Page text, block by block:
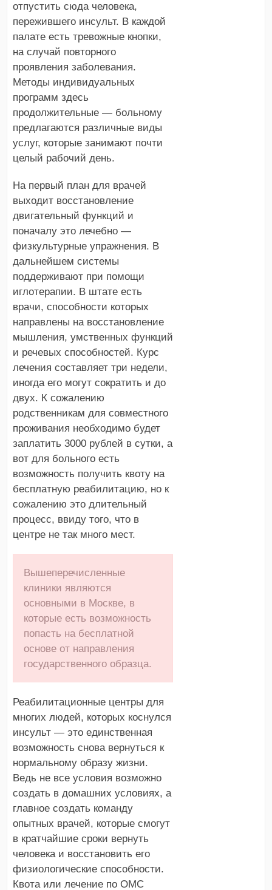
отпустить сюда человека,
пережившего инсульт. В каждой
палате есть тревожные кнопки,
на случай повторного
проявления заболевания.
Методы индивидуальных
программ здесь
продолжительные — больному
предлагаются различные виды
услуг, которые занимают почти
целый рабочий день.
На первый план для врачей
выходит восстановление
двигательный функций и
поначалу это лечебно —
физкультурные упражнения. В
дальнейшем системы
поддерживают при помощи
иглотерапии. В штате есть
врачи, способности которых
направлены на восстановление
мышления, умственных функций
и речевых способностей. Курс
лечения составляет три недели,
иногда его могут сократить и до
двух. К сожалению
родственникам для совместного
проживания необходимо будет
заплатить 3000 рублей в сутки, а
вот для больного есть
возможность получить квоту на
бесплатную реабилитацию, но к
сожалению это длительный
процесс, ввиду того, что в
центре не так много мест.
Вышеперечисленные
клиники являются
основными в Москве, в
которые есть возможность
попасть на бесплатной
основе от направления
государственного образца.
Реабилитационные центры для
многих людей, которых коснулся
инсульт — это единственная
возможность снова вернуться к
нормальному образу жизни.
Ведь не все условия возможно
создать в домашних условиях, а
главное создать команду
опытных врачей, которые смогут
в кратчайшие сроки вернуть
человека и восстановить его
физиологические способности.
Квота или лечение по ОМС